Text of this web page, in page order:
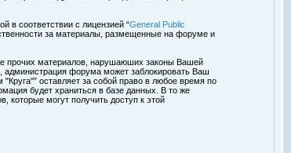
в соответствии с лицензией “General Public
за материалы, размещенные на форуме и
прочих материалов, нарушаюших законы Вашей
администрация форума может заблокировать Ваш
оставляет за собой право в любое время по
будет храниться в базе данных. В то же
которые могут получить доступ к этой